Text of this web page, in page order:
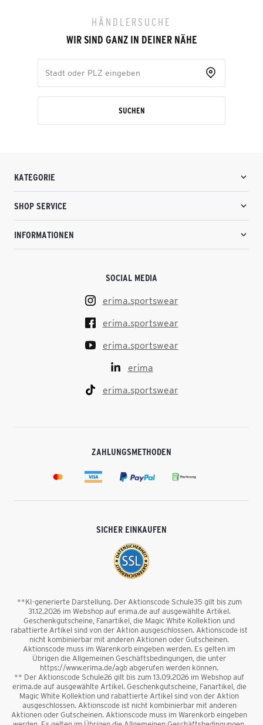
HÄNDLERSUCHE
WIR SIND GANZ IN DEINER NÄHE
SUCHEN
KATEGORIE
SHOP SERVICE
INFORMATIONEN
SOCIAL MEDIA
erima.sportswear
erima.sportswear
erima.sportswear
erima
erima.sportswear
ZAHLUNGSMETHODEN
SICHER EINKAUFEN
**KI-generierte Darstellung. Der Aktionscode Schule35 gilt bis zum
31.12.2026 im Webshop auf erima.de auf ausgewählte Artikel.
Geschenkgutscheine, Fanartikel, die Magic White Kollektion und
rabattierte Artikel sind von der Aktion ausgeschlossen. Aktionscode ist
nicht kombinierbar mit anderen Aktionen oder Gutscheinen.
Aktionscode muss im Warenkorb eingeben werden. Es gelten im
Übrigen die Allgemeinen Geschäftsbedingungen, die unter
https://www.erima.de/agb abgerufen werden können.
** Der Aktionscode Schule26 gilt bis zum 13.09.2026 im Webshop auf
erima.de auf ausgewählte Artikel. Geschenkgutscheine, Fanartikel, die
Magic White Kollektion und rabattierte Artikel sind von der Aktion
ausgeschlossen. Aktionscode ist nicht kombinierbar mit anderen
Aktionen oder Gutscheinen. Aktionscode muss im Warenkorb eingeben